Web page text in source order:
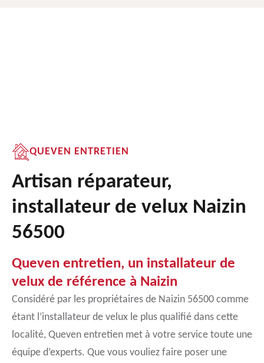
QUEVEN ENTRETIEN
Artisan réparateur,
installateur de velux Naizin
56500
Queven entretien, un installateur de
velux de référence à Naizin
Considéré par les propriétaires de Naizin 56500 comme
étant l’installateur de velux le plus qualifié dans cette
localité, Queven entretien met à votre service toute une
équipe d’experts. Que vous vouliez faire poser une